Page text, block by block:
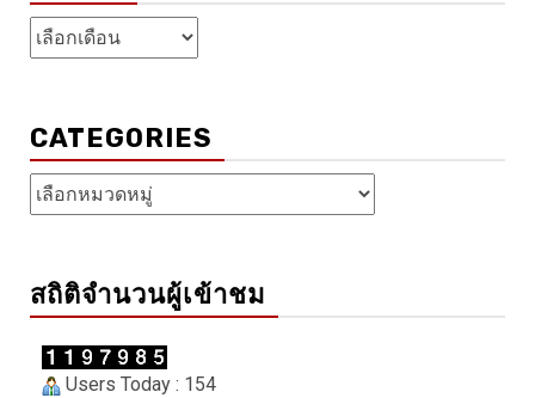
คลัง
เก็บ
CATEGORIES
Categories
สถิติจำนวนผู้เข้าชม
Users Today : 154